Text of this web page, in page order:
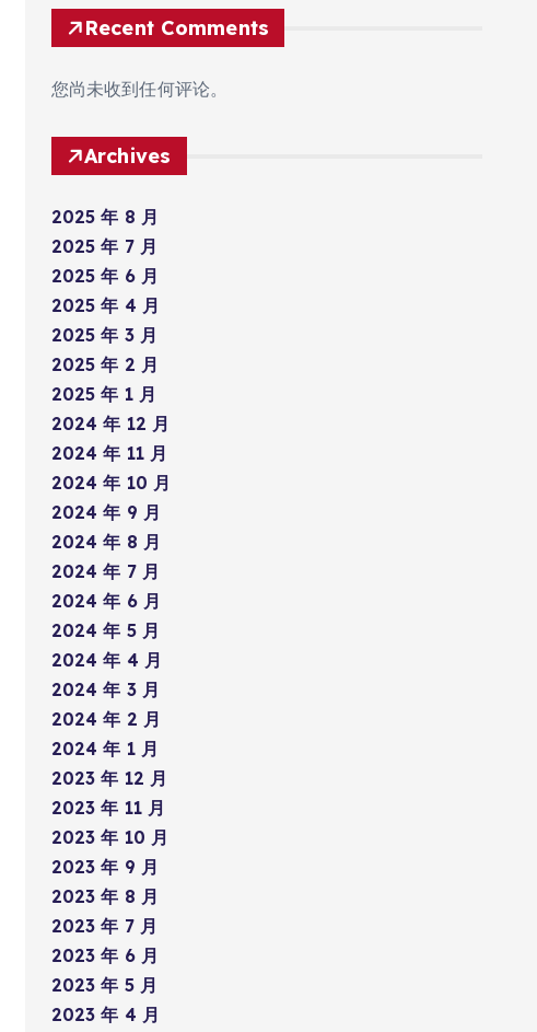
Recent Comments
您尚未收到任何评论。
Archives
2025 年 8 月
2025 年 7 月
2025 年 6 月
2025 年 4 月
2025 年 3 月
2025 年 2 月
2025 年 1 月
2024 年 12 月
2024 年 11 月
2024 年 10 月
2024 年 9 月
2024 年 8 月
2024 年 7 月
2024 年 6 月
2024 年 5 月
2024 年 4 月
2024 年 3 月
2024 年 2 月
2024 年 1 月
2023 年 12 月
2023 年 11 月
2023 年 10 月
2023 年 9 月
2023 年 8 月
2023 年 7 月
2023 年 6 月
2023 年 5 月
2023 年 4 月